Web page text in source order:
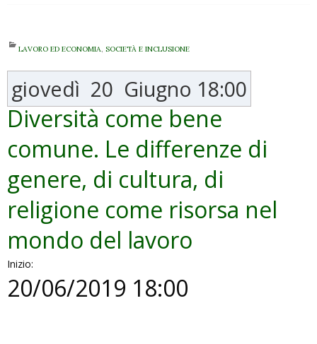
LAVORO ED ECONOMIA, SOCIETÀ E INCLUSIONE
giovedì 20 Giugno 18:00
Diversità come bene
comune. Le differenze di
genere, di cultura, di
religione come risorsa nel
mondo del lavoro
Inizio:
20/06/2019 18:00